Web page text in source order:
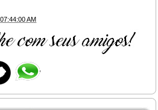
AM